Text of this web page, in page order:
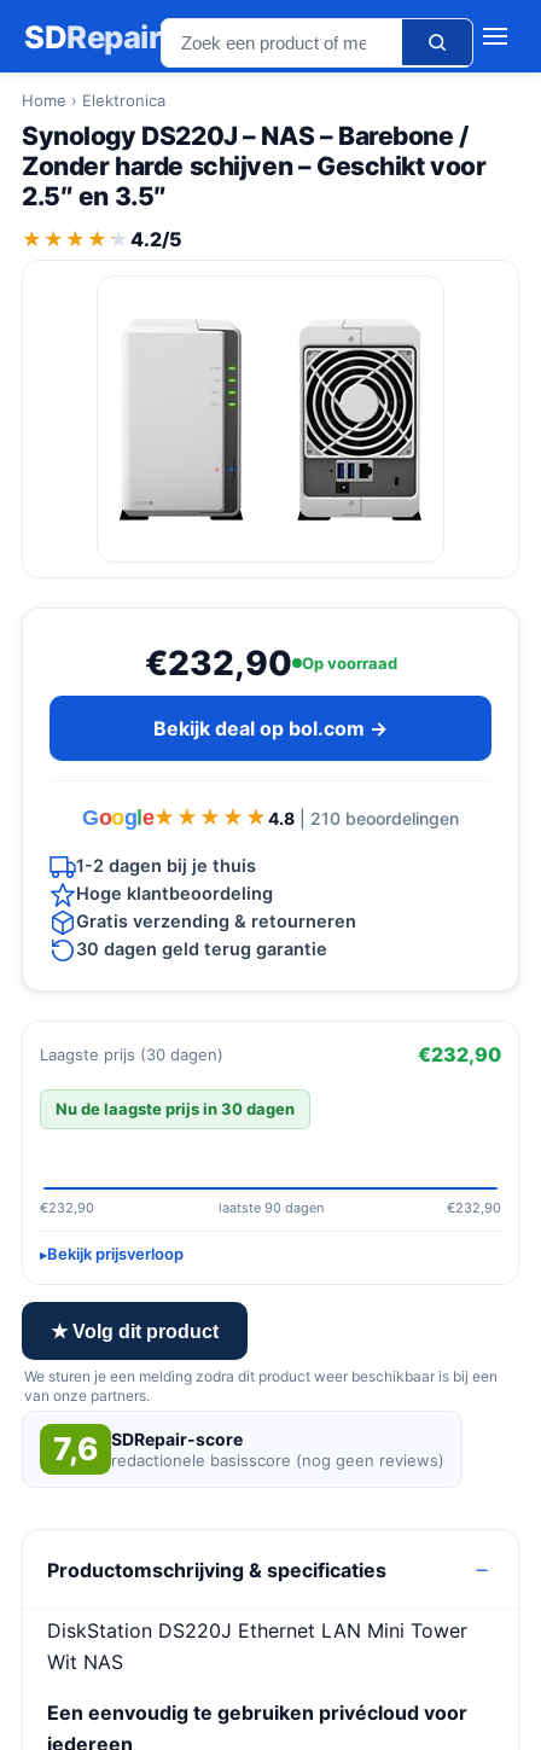
SDRepair
Home › Elektronica
Synology DS220J – NAS – Barebone /
Zonder harde schijven – Geschikt voor
2.5″ en 3.5″
★★★★★
★★★★★ 4.2/5
€232,90 Op voorraad
Bekijk deal op bol.com →
Goog e★★★★★
★★★★★ 4.8 | 210 beoordelingen
1-2 dagen bij je thuis
Hoge klantbeoordeling
Gratis verzending & retourneren
30 dagen geld terug garantie
Laagste prijs (30 dagen) €232,90
Nu de laagste prijs in 30 dagen
€232,90 laatste 90 dagen €232,90
Bekijk prijsverloop
★ Volg dit product
We sturen je een melding zodra dit product weer beschikbaar is bij een
van onze partners.
7,6 SDRepair-score
redactionele basisscore (nog geen reviews)
Productomschrijving & specificaties
DiskStation DS220J Ethernet LAN Mini Tower
Wit NAS
Een eenvoudig te gebruiken privécloud voor
iedereen